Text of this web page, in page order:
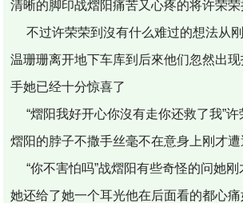
清晰的脚印战熠阳痛苦又心疼的将许荣
不过许荣荣到沒有什么难过的想法从
温珊珊离开地下车库到后來他们忽然出
手她已经十分惊喜了
“熠阳我好开心你沒有走你还救了我”许
熠阳的脖子不撒手丝毫不在意身上刚才
“你不害怕吗”战熠阳有些奇怪的问她刚
她还给了她一个耳光他在后面看的都心